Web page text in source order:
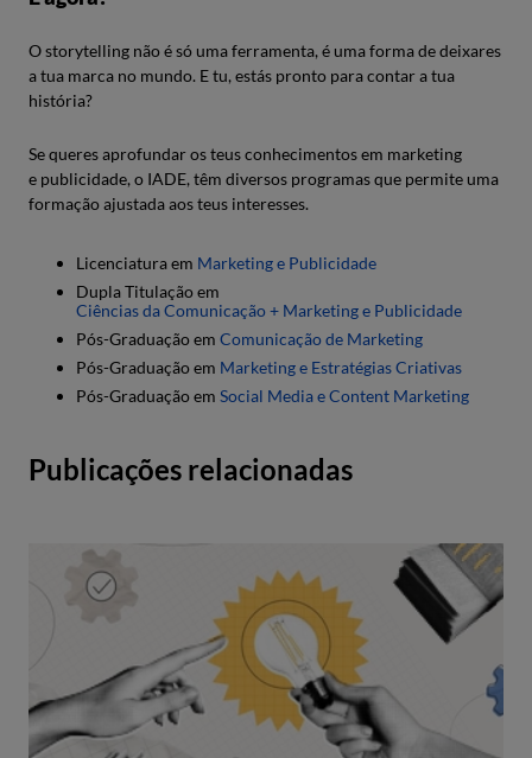
O storytelling não é só uma ferramenta, é uma forma de deixares
a tua marca no mundo. E tu, estás pronto para contar a tua
história?
Se queres aprofundar os teus conhecimentos em marketing
e publicidade, o IADE, têm diversos programas que permite uma
formação ajustada aos teus interesses.
Licenciatura em Marketing e Publicidade
Dupla Titulação em
Ciências da Comunicação + Marketing e Publicidade
Pós-Graduação em Comunicação de Marketing
Pós-Graduação em Marketing e Estratégias Criativas
Pós-Graduação em Social Media eContent Marketing
Publicações relacionadas